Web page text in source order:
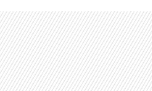
Skip to main content